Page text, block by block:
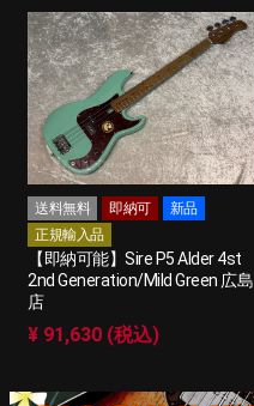
送料無料 即納可
新品
正規輸入品
【即納可能】Sire P5 Alder 4st
2nd Generation/Mild Green 広島
店
¥ 91,630 (税込)